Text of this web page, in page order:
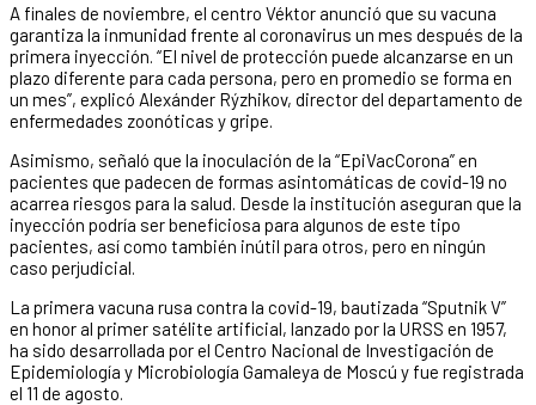
A finales de noviembre, el centro Véktor anunció que su vacuna
garantiza la inmunidad frente al coronavirus un mes después de la
primera inyección. “El nivel de protección puede alcanzarse en un
plazo diferente para cada persona, pero en promedio se forma en
un mes”, explicó Alexánder Rýzhikov, director del departamento de
enfermedades zoonóticas y gripe.
Asimismo, señaló que la inoculación de la “EpiVacCorona” en
pacientes que padecen de formas asintomáticas de covid-19 no
acarrea riesgos para la salud. Desde la institución aseguran que la
inyección podría ser beneficiosa para algunos de este tipo
pacientes, así como también inútil para otros, pero en ningún
caso perjudicial.
La primera vacuna rusa contra la covid-19, bautizada “Sputnik V”
en honor al primer satélite artificial, lanzado por la URSS en 1957,
ha sido desarrollada por el Centro Nacional de Investigación de
Epidemiología y Microbiología Gamaleya de Moscú y fue registrada
el 11 de agosto.